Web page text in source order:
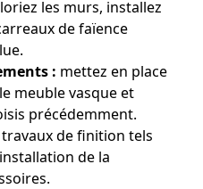
les murs, installez
de faïence
: mettez en place
meuble vasque et
précédemment.
de finition tels
de la